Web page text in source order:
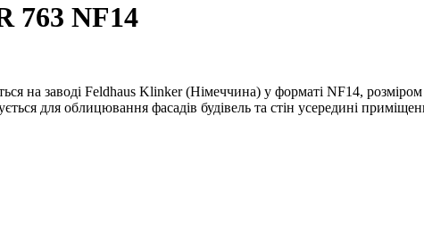
763 NF14
на заводі Feldhaus Klinker (Німеччина) у форматі NF14,
для облицювання фасадів будівель та стін усередині